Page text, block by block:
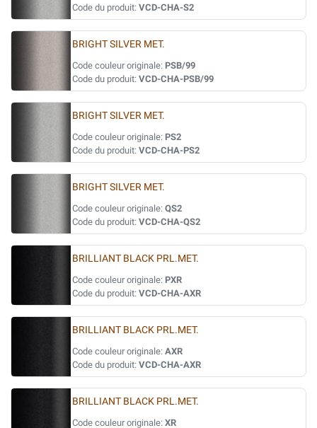
Code du produit: VCD-CHA-S2
BRIGHT SILVER MET.
Code couleur originale: PSB/99
Code du produit: VCD-CHA-PSB/99
BRIGHT SILVER MET.
Code couleur originale: PS2
Code du produit: VCD-CHA-PS2
BRIGHT SILVER MET.
Code couleur originale: QS2
Code du produit: VCD-CHA-QS2
BRILLIANT BLACK PRL.MET.
Code couleur originale: PXR
Code du produit: VCD-CHA-AXR
BRILLIANT BLACK PRL.MET.
Code couleur originale: AXR
Code du produit: VCD-CHA-AXR
BRILLIANT BLACK PRL.MET.
Code couleur originale: XR